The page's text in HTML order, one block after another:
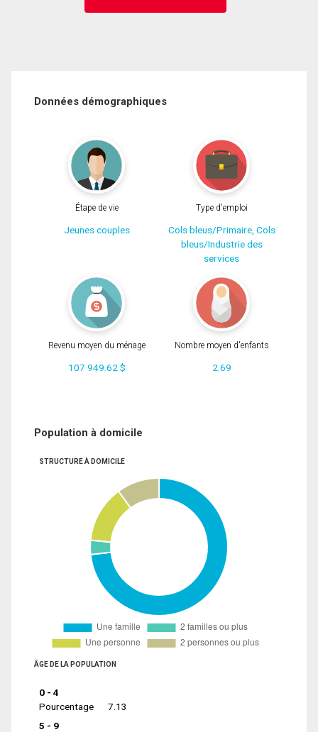
Données démographiques
Étape de vie
Jeunes couples
Type d'emploi
Cols bleus/Primaire, Cols
bleus/Industrie des
services
Revenu moyen du ménage
107 949.62 $
Nombre moyen d'enfants
2.69
Population à domicile
STRUCTURE À DOMICILE
ÂGE DE LA POPULATION
0 - 4
Pourcentage
7.13
5 - 9